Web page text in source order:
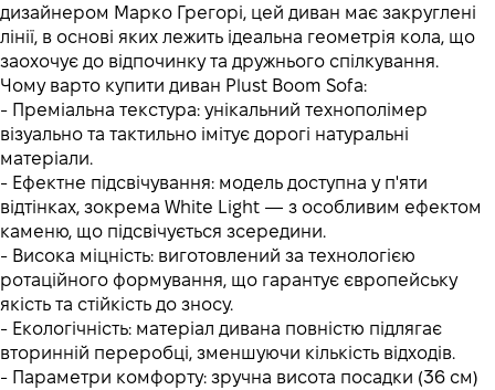
дизайнером Марко Грегорі, цей диван має закруглені
лінії, в основі яких лежить ідеальна геометрія кола, що
заохочує до відпочинку та дружнього спілкування.
Чому варто купити диван Plust Boom Sofa:
- Преміальна текстура: унікальний технополімер
візуально та тактильно імітує дорогі натуральні
матеріали.
- Ефектне підсвічування: модель доступна у п'яти
відтінках, зокрема White Light — з особливим ефектом
каменю, що підсвічується зсередини.
- Висока міцність: виготовлений за технологією
ротаційного формування, що гарантує європейську
якість та стійкість до зносу.
- Екологічність: матеріал дивана повністю підлягає
вторинній переробці, зменшуючи кількість відходів.
- Параметри комфорту: зручна висота посадки (36 см)